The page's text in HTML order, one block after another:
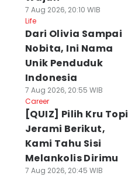
7 Aug 2026, 20:10 WIB
Life
Dari Olivia Sampai
Nobita, Ini Nama
Unik Penduduk
Indonesia
7 Aug 2026, 20:55 WIB
Career
[QUIZ] Pilih Kru Topi
Jerami Berikut,
Kami Tahu Sisi
Melankolis Dirimu
7 Aug 2026, 20:45 WIB